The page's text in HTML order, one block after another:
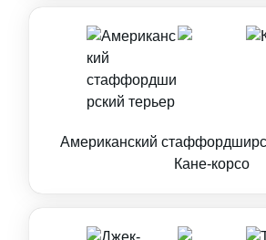
Американский
Кане-корсо